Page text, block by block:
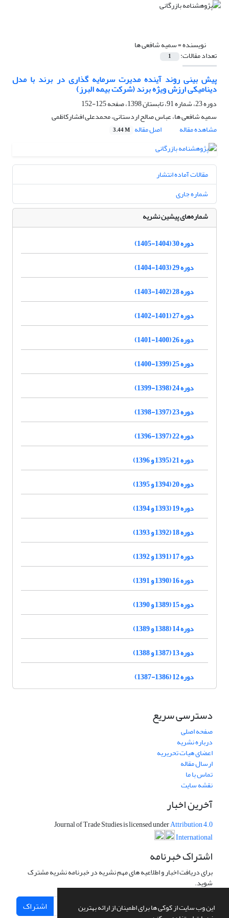
این وب سایت از کوکی ها برای اطمینان از ارائه بهترین
نویسنده =سمیه شافعی ها
تعداد مقالات: 1
پیش بینی روند آینده مدیرت سرمایه گذاری در برند با مدل
دینامیکی ارزش ویژه برند (شرکت بیمه البرز)
دوره 23، شماره 91، تابستان 1398، صفحه
125-152
سمیه شافعی ها، عباس صالح اردستانی، محمدعلی افشارکاظمی
مشاهده مقاله
اصل مقاله 3.44 M
مقالات آماده انتشار
شماره جاری
شماره‌های پیشین نشریه
دوره 30 (1404-1405)
دوره 29 (1403-1404)
دوره 28 (1402-1403)
دوره 27 (1401-1402)
دوره 26 (1400-1401)
دوره 25 (1399-1400)
دوره 24 (1398-1399)
دوره 23 (1397-1398)
دوره 22 (1397-1396)
دوره 21 (1395 و 1396)
دوره 20 (1394 و 1395)
دوره 19 (1393 و 1394)
دوره 18 (1392 و 1393)
دوره 17 (1391 و 1392)
دوره 16 (1390 و 1391)
دوره 15 (1389 و 1390)
دوره 14 (1388 و 1389)
دوره 13 (1387 و 1388)
دوره 12 (1386-1387)
دسترسی سریع
صفحه اصلی
درباره نشریه
اعضای هیات تحریریه
ارسال مقاله
تماس با ما
نقشه سایت
آخرین اخبار
Journal of Trade Studies is licensed underAttribution 4.0
International
اشتراک خبرنامه
برای دریافت اخبار و اطلاعیه های مهم نشریه در خبرنامه نشریه مشترک
شوید.
اشتراک